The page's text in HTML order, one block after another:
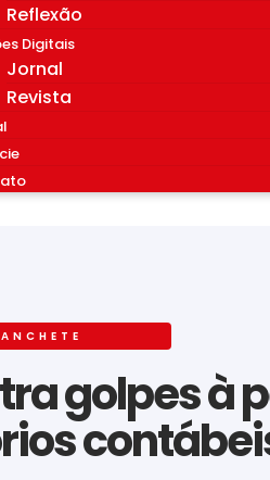
Reflexão
Digitais
Jornal
Revista
golpes à